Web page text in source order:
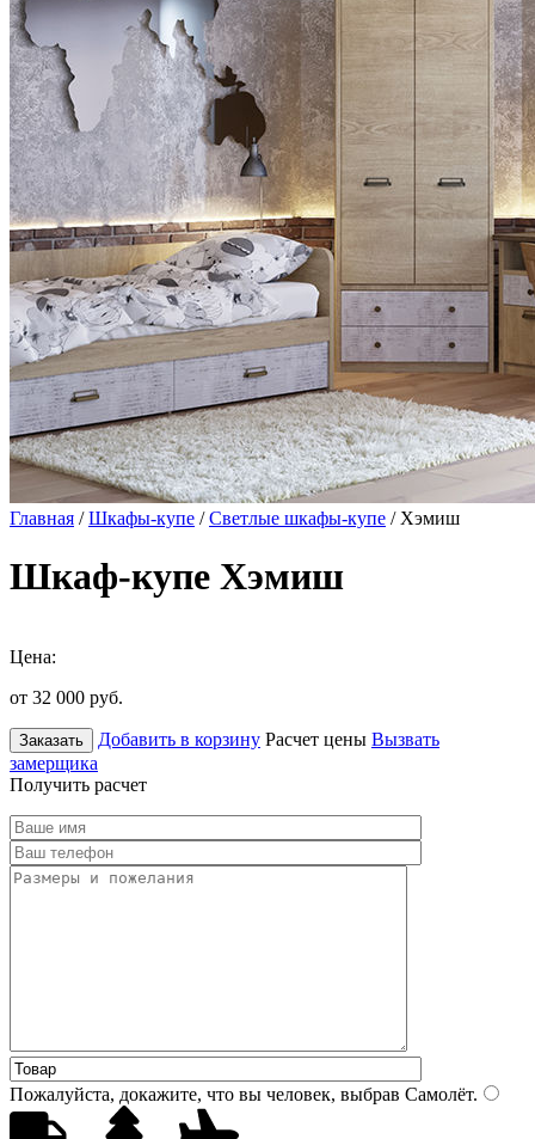
Главная /Шкафы-купе /Светлые шкафы-купе / Хэмиш
Шкаф-купе Хэмиш
Цена:
от 32 000 руб.
Заказать Добавить в корзину Расчет цены Вызвать
замерщика
Получить расчет
Пожалуйста, докажите, что вы человек, выбрав Самолёт.